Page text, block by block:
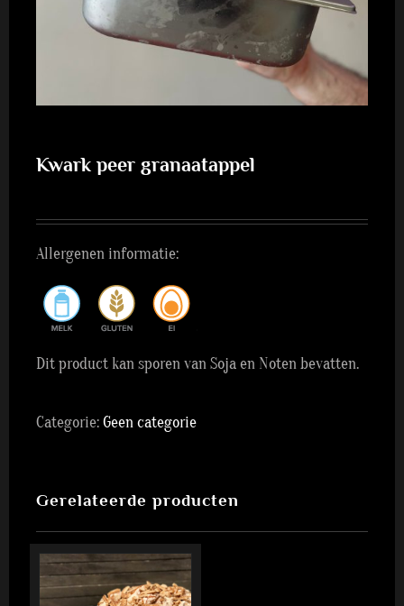
Kwark peer granaatappel
Allergenen informatie:
Dit product kan sporen van Soja en Noten bevatten.
Categorie:Geen categorie
Gerelateerde producten